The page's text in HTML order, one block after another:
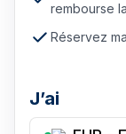
rembourse
Réservez
J’ai